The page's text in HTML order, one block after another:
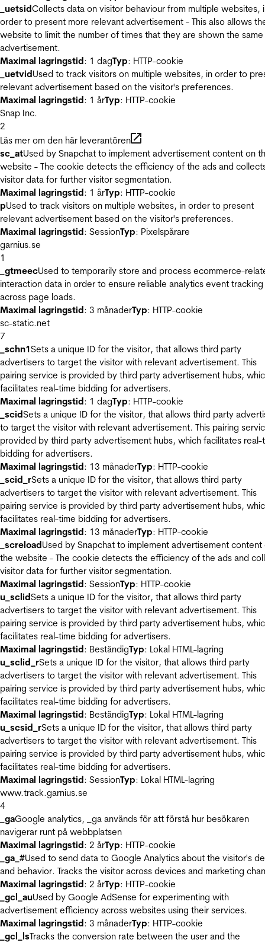
_uetsidCollects data on visitor behaviour from multiple websites,
order to present more relevant advertisement - This also allows
website to limit the number of times that they are shown the same
advertisement.
Maximal lagringstid: 1 dagTyp: HTTP-cookie
_uetvidUsed to track visitors on multiple websites, in order to
relevant advertisement based on the visitor's preferences.
Maximal lagringstid: 1 årTyp: HTTP-cookie
Snap Inc.
2
Läs mer om den här leverantören
sc_atUsed by Snapchat to implement advertisement content on
website - The cookie detects the efficiency of the ads and
visitor data for further visitor segmentation.
Maximal lagringstid: 1 årTyp: HTTP-cookie
pUsed to track visitors on multiple websites, in order to present
relevant advertisement based on the visitor's preferences.
Maximal lagringstid: SessionTyp: Pixelspårare
garnius.se
1
_gtmeecUsed to temporarily store and process ecommerce-
interaction data in order to ensure reliable analytics event tracking
across page loads.
Maximal lagringstid: 3 månaderTyp: HTTP-cookie
sc-static.net
7
_schn1Sets a unique ID for the visitor, that allows third party
advertisers to target the visitor with relevant advertisement. This
pairing service is provided by third party advertisement hubs,
facilitates real-time bidding for advertisers.
Maximal lagringstid: 1 dagTyp: HTTP-cookie
_scidSets a unique ID for the visitor, that allows third party
to target the visitor with relevant advertisement. This pairing
provided by third party advertisement hubs, which facilitates real-
bidding for advertisers.
Maximal lagringstid: 13 månaderTyp: HTTP-cookie
_scid_rSets a unique ID for the visitor, that allows third party
advertisers to target the visitor with relevant advertisement. This
pairing service is provided by third party advertisement hubs,
facilitates real-time bidding for advertisers.
Maximal lagringstid: 13 månaderTyp: HTTP-cookie
_screloadUsed by Snapchat to implement advertisement content
the website - The cookie detects the efficiency of the ads and
visitor data for further visitor segmentation.
Maximal lagringstid: SessionTyp: HTTP-cookie
u_sclidSets a unique ID for the visitor, that allows third party
advertisers to target the visitor with relevant advertisement. This
pairing service is provided by third party advertisement hubs,
facilitates real-time bidding for advertisers.
Maximal lagringstid: BeständigTyp: Lokal HTML-lagring
u_sclid_rSets a unique ID for the visitor, that allows third party
advertisers to target the visitor with relevant advertisement. This
pairing service is provided by third party advertisement hubs,
facilitates real-time bidding for advertisers.
Maximal lagringstid: BeständigTyp: Lokal HTML-lagring
u_scsid_rSets a unique ID for the visitor, that allows third party
advertisers to target the visitor with relevant advertisement. This
pairing service is provided by third party advertisement hubs,
facilitates real-time bidding for advertisers.
Maximal lagringstid: SessionTyp: Lokal HTML-lagring
www.track.garnius.se
4
_gaGoogle analytics, _ga används för att förstå hur besökaren
navigerar runt på webbplatsen
Maximal lagringstid: 2 årTyp: HTTP-cookie
_ga_#Used to send data to Google Analytics about the visitor's
and behavior. Tracks the visitor across devices and marketing
Maximal lagringstid: 2 årTyp: HTTP-cookie
_gcl_auUsed by Google AdSense for experimenting with
advertisement efficiency across websites using their services.
Maximal lagringstid: 3 månaderTyp: HTTP-cookie
_gcl_lsTracks the conversion rate between the user and the